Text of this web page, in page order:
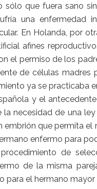
sólo que fuera sano
una enfermedad
En Holanda, por
afines
el permiso de los
de células madres
ya se practicaba
y el
necesidad de una
que permita
enfermo para
de
de la misma
para el hermano